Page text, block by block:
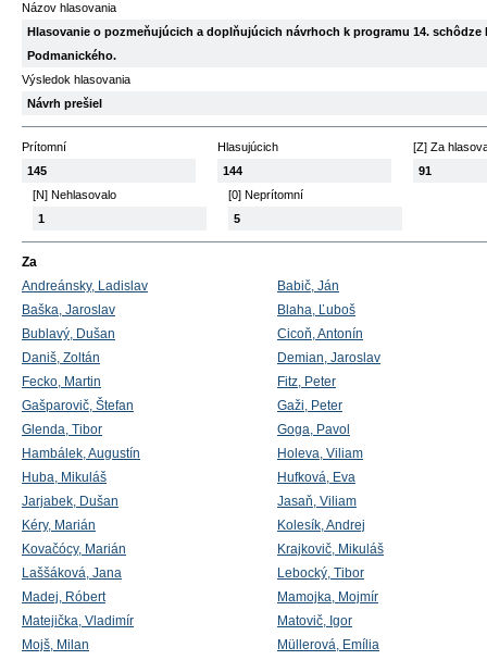
Názov hlasovania
Hlasovanie o pozmeňujúcich a doplňujúcich návrhoch k programu 14. schôdze
Podmanického.
Výsledok hlasovania
Návrh prešiel
Prítomní
145
Hlasujúcich
144
[Z] Za
91
[N] Nehlasovalo
1
[0] Neprítomní
5
Za
Andreánsky, Ladislav
Babič, Ján
Baška, Jaroslav
Blaha, Ľuboš
Bublavý, Dušan
Cicoň, Antonín
Daniš, Zoltán
Demian, Jaroslav
Fecko, Martin
Fitz, Peter
Gašparovič, Štefan
Gaži, Peter
Glenda, Tibor
Goga, Pavol
Hambálek, Augustín
Holeva, Viliam
Huba, Mikuláš
Hufková, Eva
Jarjabek, Dušan
Jasaň, Viliam
Kéry, Marián
Kolesík, Andrej
Kovačócy, Marián
Krajkovič, Mikuláš
Laššáková, Jana
Lebocký, Tibor
Madej, Róbert
Mamojka, Mojmír
Matejička, Vladimír
Matovič, Igor
Mojš, Milan
Müllerová, Emília